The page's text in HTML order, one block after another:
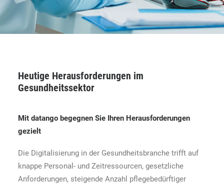
Heutige Herausforderungen im
Gesundheitssektor
Mit datango begegnen Sie Ihren Herausforderungen
gezielt
Die Digitalisierung in der Gesundheitsbranche trifft auf
knappe Personal- und Zeitressourcen, gesetzliche
Anforderungen, steigende Anzahl pflegebedürftiger